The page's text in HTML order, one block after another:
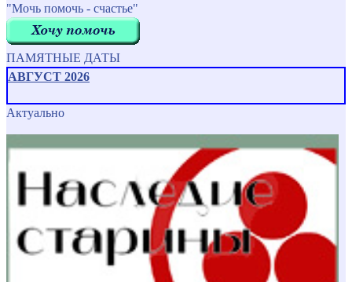
"Мочь помочь - счастье"
ПАМЯТНЫЕ ДАТЫ
АВГУСТ 2026
Актуально